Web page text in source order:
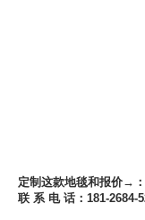
定制这款地毯和报价→：
联 系 电 话：181-2684-